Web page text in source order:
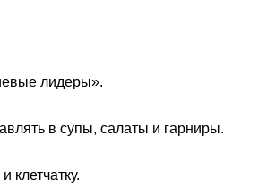
лидеры».
в супы, салаты и гарниры.
клетчатку.